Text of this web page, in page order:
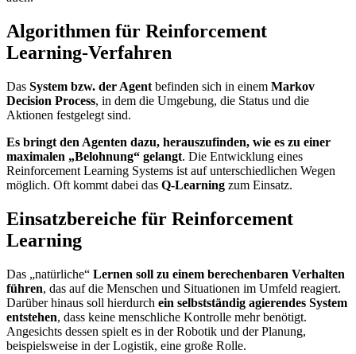
Algorithmen für Reinforcement
Learning-Verfahren
Das System bzw. der Agent befinden sich in einem Markov
Decision Process, in dem die Umgebung, die Status und die
Aktionen festgelegt sind.
Es bringt den Agenten dazu, herauszufinden, wie es zu einer
maximalen „Belohnung“ gelangt. Die Entwicklung eines
Reinforcement Learning Systems ist auf unterschiedlichen Wegen
möglich. Oft kommt dabei das Q-Learning zum Einsatz.
Einsatzbereiche für Reinforcement
Learning
Das „natürliche“ Lernen soll zu einem berechenbaren Verhalten
führen, das auf die Menschen und Situationen im Umfeld reagiert.
Darüber hinaus soll hierdurch ein selbstständig agierendes System
entstehen, dass keine menschliche Kontrolle mehr benötigt.
Angesichts dessen spielt es in der Robotik und der Planung,
beispielsweise in der Logistik, eine große Rolle.